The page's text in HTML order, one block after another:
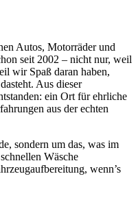
Autos, Motorräder und
seit 2002 – nicht nur, weil
wir Spaß daran haben,
Aus dieser
ein Ort für ehrliche
aus der echten
sondern um das, was im
Wäsche
wenn’s